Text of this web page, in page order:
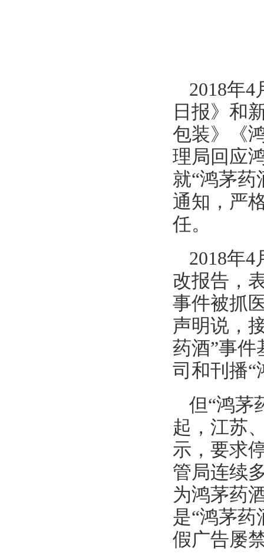
2018年
日报》和
包装》《
理局回应
就“鸿茅药
通知，严
任。
2018年
改报告，
事件被抓
声明说，
药酒”事件
司和刊播“
但“鸿茅
起，江苏
示，要求
管局连续
为鸿茅药
是“鸿茅
假广告屡